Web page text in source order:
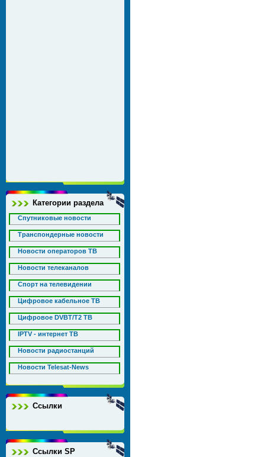
Категории раздела
Спутниковые новости
Транспондерные новости
Новости операторов ТВ
Новости телеканалов
Спорт на телевидении
Цифровое кабельное ТВ
Цифровое DVBT/T2 ТВ
IPTV - интернет ТВ
Новости радиостанций
Новости Telesat-News
Ссылки
Ссылки SP